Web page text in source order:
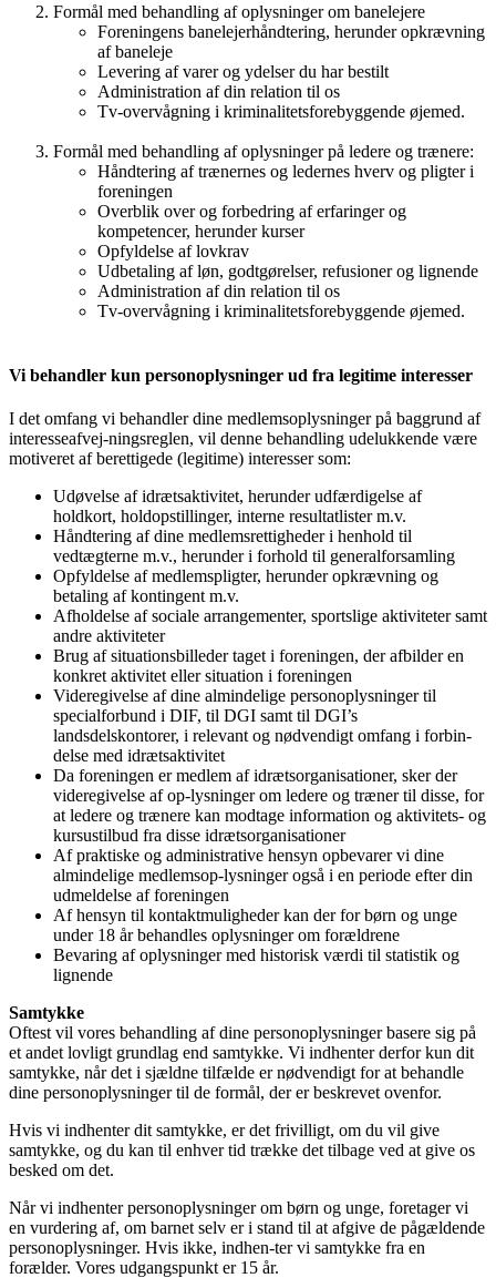
Formål med behandling af oplysninger om banelejere
Foreningens banelejerhåndtering, herunder opkrævning
af baneleje
Levering af varer og ydelser du har bestilt
Administration af din relation til os
Tv-overvågning i kriminalitetsforebyggende øjemed.
Formål med behandling af oplysninger på ledere og trænere:
Håndtering af trænernes og ledernes hverv og pligter i
foreningen
Overblik over og forbedring af erfaringer og
kompetencer, herunder kurser
Opfyldelse af lovkrav
Udbetaling af løn, godtgørelser, refusioner og lignende
Administration af din relation til os
Tv-overvågning i kriminalitetsforebyggende øjemed.
Vi behandler kun personoplysninger ud fra legitime interesser
I det omfang vi behandler dine medlemsoplysninger på baggrund af
interesseafvej-ningsreglen, vil denne behandling udelukkende være
motiveret af berettigede (legitime) interesser som:
Udøvelse af idrætsaktivitet, herunder udfærdigelse af
holdkort, holdopstillinger, interne resultatlister m.v.
Håndtering af dine medlemsrettigheder i henhold til
vedtægterne m.v., herunder i forhold til generalforsamling
Opfyldelse af medlemspligter, herunder opkrævning og
betaling af kontingent m.v.
Afholdelse af sociale arrangementer, sportslige aktiviteter samt
andre aktiviteter
Brug af situationsbilleder taget i foreningen, der afbilder en
konkret aktivitet eller situation i foreningen
Videregivelse af dine almindelige personoplysninger til
specialforbund i DIF, til DGI samt til DGI’s
landsdelskontorer, i relevant og nødvendigt omfang i forbin-
delse med idrætsaktivitet
Da foreningen er medlem af idrætsorganisationer, sker der
videregivelse af op-lysninger om ledere og træner til disse, for
at ledere og trænere kan modtage information og aktivitets- og
kursustilbud fra disse idrætsorganisationer
Af praktiske og administrative hensyn opbevarer vi dine
almindelige medlemsop-lysninger også i en periode efter din
udmeldelse af foreningen
Af hensyn til kontaktmuligheder kan der for børn og unge
under 18 år behandles oplysninger om forældrene
Bevaring af oplysninger med historisk værdi til statistik og
lignende
Samtykke
Oftest vil vores behandling af dine personoplysninger basere sig på
et andet lovligt grundlag end samtykke. Vi indhenter derfor kun dit
samtykke, når det i sjældne tilfælde er nødvendigt for at behandle
dine personoplysninger til de formål, der er beskrevet ovenfor.
Hvis vi indhenter dit samtykke, er det frivilligt, om du vil give
samtykke, og du kan til enhver tid trække det tilbage ved at give os
besked om det.
Når vi indhenter personoplysninger om børn og unge, foretager vi
en vurdering af, om barnet selv er i stand til at afgive de pågældende
personoplysninger. Hvis ikke, indhen-ter vi samtykke fra en
forælder. Vores udgangspunkt er 15 år.